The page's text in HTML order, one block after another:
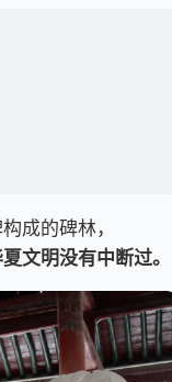
成的碑林，
文明没有中断过。